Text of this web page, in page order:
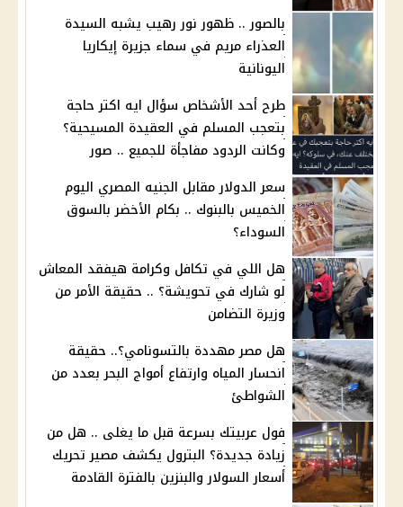
بالصور .. ظهور نور رهيب يشبه السيدة
العذراء مريم في سماء جزيرة إيكاريا
اليونانية
طرح أحد الأشخاص سؤال ايه اكتر حاجة
بتعجب المسلم في العقيدة المسيحية؟
وكانت الردود مفاجأة للجميع .. صور
سعر الدولار مقابل الجنيه المصري اليوم
الخميس بالبنوك .. بكام الأخضر بالسوق
السوداء؟
هل اللي في تكافل وكرامة هيفقد المعاش
لو شارك في تحويشة؟ .. حقيقة الأمر من
وزيرة التضامن
هل مصر مهددة بالتسونامي؟.. حقيقة
انحسار المياه وارتفاع أمواج البحر بعدد من
الشواطئ
فول عربيتك بسرعة قبل ما يغلى .. هل من
زيادة جديدة؟ البترول يكشف مصير تحريك
أسعار السولار والبنزين بالفترة القادمة